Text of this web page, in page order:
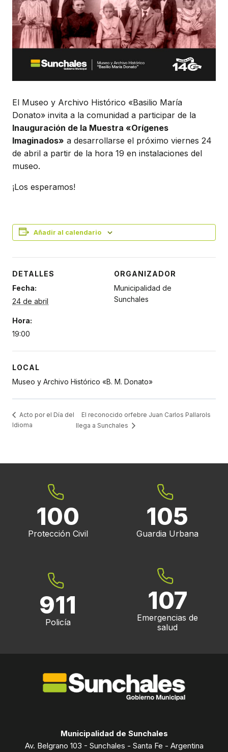
El Museo y Archivo Histórico «Basilio María
Donato» invita a la comunidad a participar de la
Inauguración de la Muestra «Orígenes
Imaginados» a desarrollarse el próximo viernes 24
de abril a partir de la hora 19 en instalaciones del
museo.
¡Los esperamos!
Añadir al calendario
DETALLES
Fecha:
24 de abril
Hora:
19:00
ORGANIZADOR
Municipalidad de
Sunchales
LOCAL
Museo y Archivo Histórico «B. M. Donato»
Acto por el Día del
Idioma
El reconocido orfebre Juan Carlos Pallarols
llega a Sunchales
100
Protección Civil
105
Guardia Urbana
911
Policía
107
Emergencias de
salud
Municipalidad de Sunchales
Av. Belgrano 103 - Sunchales - Santa Fe - Argentina